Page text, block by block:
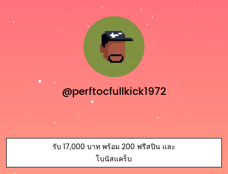
@perftocfullkick1972
รับ 17,000 บาท พร้อม 200 ฟรีสปิน และ
โบนัสแคร็บ